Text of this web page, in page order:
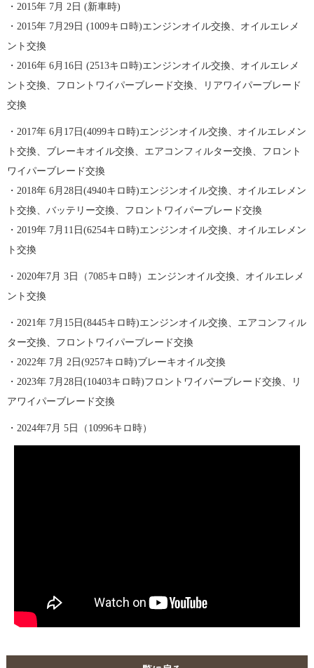
・2015年 7月 2日 (新車時)
・2015年 7月29日 (1009キロ時)エンジンオイル交換、オイルエレメ
ント交換
・2016年 6月16日 (2513キロ時)エンジンオイル交換、オイルエレメ
ント交換、フロントワイパーブレード交換、リアワイパーブレード
交換
・2017年 6月17日(4099キロ時)エンジンオイル交換、オイルエレメン
ト交換、ブレーキオイル交換、エアコンフィルター交換、フロント
ワイパーブレード交換
・2018年 6月28日(4940キロ時)エンジンオイル交換、オイルエレメン
ト交換、バッテリー交換、フロントワイパーブレード交換
・2019年 7月11日(6254キロ時)エンジンオイル交換、オイルエレメン
ト交換
・2020年7月 3日（7085キロ時）エンジンオイル交換、オイルエレメ
ント交換
・2021年 7月15日(8445キロ時)エンジンオイル交換、エアコンフィル
ター交換、フロントワイパーブレード交換
・2022年 7月 2日(9257キロ時)ブレーキオイル交換
・2023年 7月28日(10403キロ時)フロントワイパーブレード交換、リ
アワイパーブレード交換
・2024年7月 5日（10996キロ時）